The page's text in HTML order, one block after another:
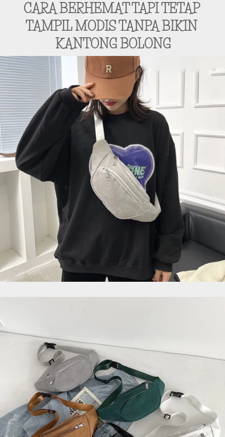
CARA BERHEMAT TAPI TETAP
TAMPIL MODIS TANPA BIKIN
KANTONG BOLONG